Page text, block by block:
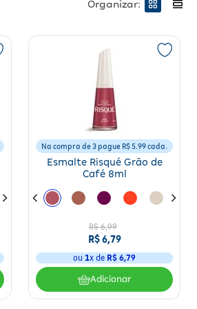
pode contar com produtos completos,
para aplicar e remover esmaltes com
Organizar:
Na compra de 3 pague R$ 5.99 cada.
Esmalte Risqué Grão de
Café 8ml
R$ 6,99
R$ 6,79
ou 1x de R$ 6,79
Adicionar